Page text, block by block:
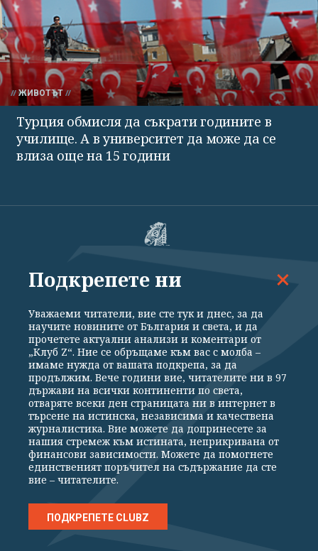
ЖИВОТЪТ
Турция обмисля да съкрати годините в
училище. А в университет да може да се
влиза още на 15 години
ВСИЧКИ НОВИНИ ПОЛИТИКА СВЕТЪТ
СПОРТ КУЛТУРА ТЕХНОЛОГИИ КАЛЕЙДОСКОП
МНЕНИЯ
Общи условия
Политика за поверителност
Реклама
Партньори Контакти
За Клуб Z
Екип
Подкрепете ни
Константинов" 3. Всички права запазени 2026 „Клуб Зебра Медия“
ЕООД.
Подкрепете ни
Уважаеми читатели, вие сте тук и днес, за да
научите новините от България и света, и да
прочетете актуални анализи и коментари от
„Клуб Z“. Ние се обръщаме към вас с молба –
имаме нужда от вашата подкрепа, за да
продължим. Вече години вие, читателите ни в 97
държави на всички континенти по света,
отваряте всеки ден страницата ни в интернет в
търсене на истинска, независима и качествена
журналистика. Вие можете да допринесете за
нашия стремеж към истината, неприкривана от
финансови зависимости. Можете да помогнете
единственият поръчител на съдържание да сте
вие – читателите.
ПОДКРЕПЕТЕ CLUBZ